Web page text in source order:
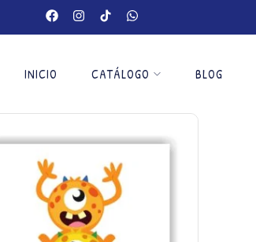
INICIO CATÁLOGO BLOG